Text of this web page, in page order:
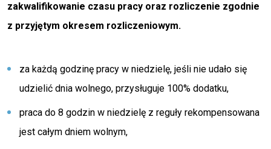
zakwalifikowanie czasu pracy oraz rozliczenie zgodnie
z przyjętym okresem rozliczeniowym.
za każdą godzinę pracy w niedzielę, jeśli nie udało się
udzielić dnia wolnego, przysługuje 100% dodatku,
praca do 8 godzin w niedzielę z reguły rekompensowana
jest całym dniem wolnym,